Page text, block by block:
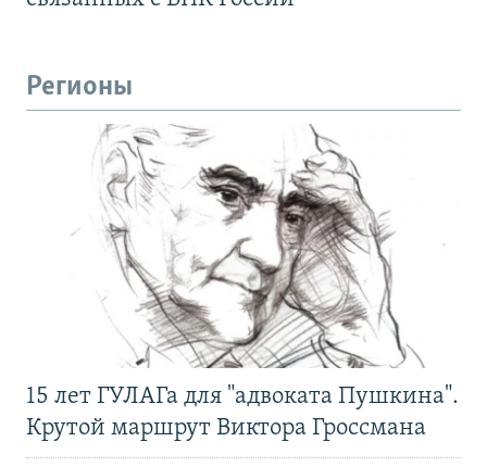
Регионы
15 лет ГУЛАГа для "адвоката Пушкина".
Крутой маршрут Виктора Гроссмана